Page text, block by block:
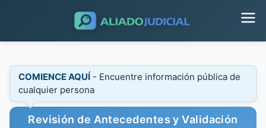
COMIENCE AQUÍ - Encuentre información pública de
cualquier persona
Revisión de Antecedentes y Validación